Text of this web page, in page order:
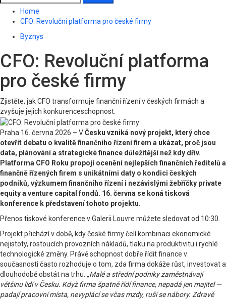
for:
Home
CFO: Revoluční platforma pro české firmy
Byznys
CFO: Revoluční platforma
pro české firmy
Zjistěte, jak CFO transformuje finanční řízení v českých firmách a
zvyšuje jejich konkurenceschopnost.
Praha 16. června 2026 – VČesku vzniká nový projekt, který chce
otevřít debatu o kvalitě finančního řízení firem a ukázat, proč jsou
data, plánování a strategické finance důležitější než kdy dřív.
Platforma CFO Roku propojí ocenění nejlepších finančních ředitelů a
finančně řízených firem s unikátními daty o kondici českých
podniků, výzkumem finančního řízení i nezávislými žebříčky private
equity a venture capital fondů. 16. června se koná tisková
konference k představení tohoto projektu.
Přenos tiskové konference v Galerii Louvre můžete sledovat od 10:30.
Projekt přichází v době, kdy české firmy čelí kombinaci ekonomické
nejistoty, rostoucích provozních nákladů, tlaku na produktivitu i rychlé
technologické změny. Právě schopnost dobře řídit finance v
současnosti často rozhoduje o tom, zda firma dokáže růst, investovat a
dlouhodobě obstát na trhu. „Malé a střední podniky zaměstnávají
většinu lidí v Česku. Když firma špatně řídí finance, nepadá jen majitel —
padají pracovní místa, nevyplácí se včas mzdy, ruší se nábory. Zdravě